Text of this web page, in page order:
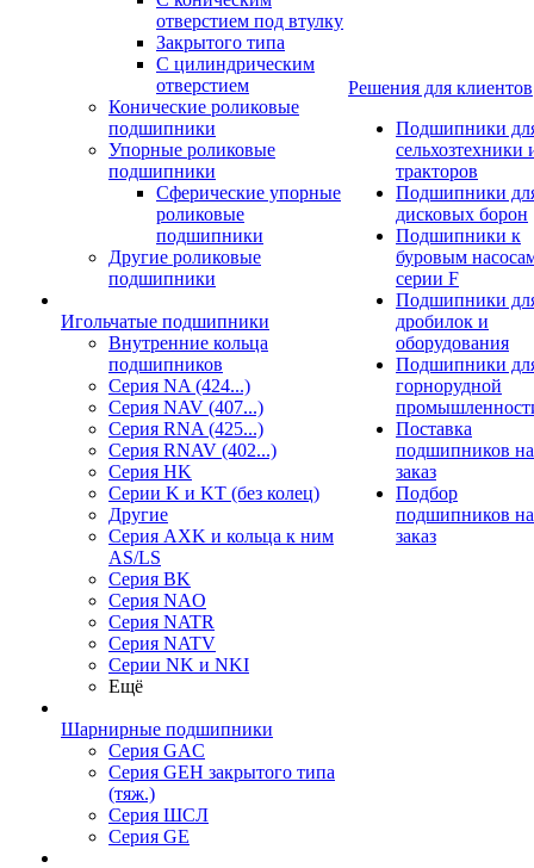
отверстием под втулку
Закрытого типа
С цилиндрическим
отверстием
Конические роликовые
подшипники
Упорные роликовые
подшипники
Сферические упорные
роликовые
подшипники
Другие роликовые
подшипники
Игольчатые подшипники
Внутренние кольца
подшипников
Серия NA (424...)
Серия NAV (407...)
Серия RNA (425...)
Серия RNAV (402...)
Серия HK
Серии K и KT (без колец)
Другие
Серия AXK и кольца к ним
AS/LS
Серия BK
Серия NAO
Серия NATR
Серия NATV
Серии NK и NKI
Ещё
Шарнирные подшипники
Серия GAC
Серия GEH закрытого типа
(тяж.)
Серия ШСЛ
Серия GE
Решения для клиентов
Подшипники
сельхозтехники
тракторов
Подшипники
дисковых борон
Подшипники к
буровым
серии F
Подшипники
дробилок и
оборудования
Подшипники
горнорудной
Поставка
подшипников на
заказ
Подбор
подшипников на
заказ